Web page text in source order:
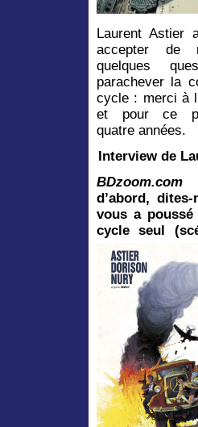
Laurent Astier
accepter de
quelques
parachever la
cycle : merci à
et pour ce
quatre années.
Interview de
BDzoom.com
d’abord,
vous a
cycle seul